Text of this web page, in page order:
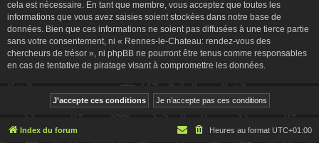
cela est nécessaire. En tant que membre, vous acceptez que toutes les
informations que vous avez saisies soient stockées dans notre base de
données. Bien que ces informations ne soient pas diffusées à une tierce partie
sans votre consentement, ni « Rennes-le-Chateau: rendez-vous des
chercheurs de trésor », ni phpBB ne pourront être tenus comme responsables
en cas de tentative de piratage visant à compromettre les données.
Index du forum Heures au format UTC+01:00